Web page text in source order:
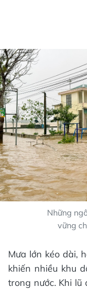
Những
vững
Mưa lớn kéo dài,
khiến nhiều khu
trong nước. Khi lũ